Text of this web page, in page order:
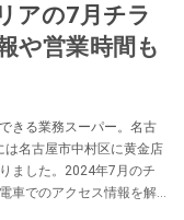
アの7月チラ
や営業時間も
きる業務スーパー。名古
名古屋市中村区に黄金店
ました。2024年7月のチ
車でのアクセス情報を解